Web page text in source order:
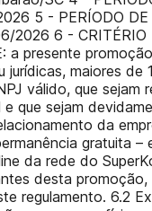
5 - PERÍODO DE
2026 6 - CRITÉRIO
a presente
maiores de
válido, que sejam
que sejam
da
gratuita –
da rede do
desta promoção,
regulamento. 6.2